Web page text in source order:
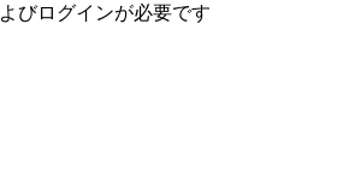
びログインが必要です